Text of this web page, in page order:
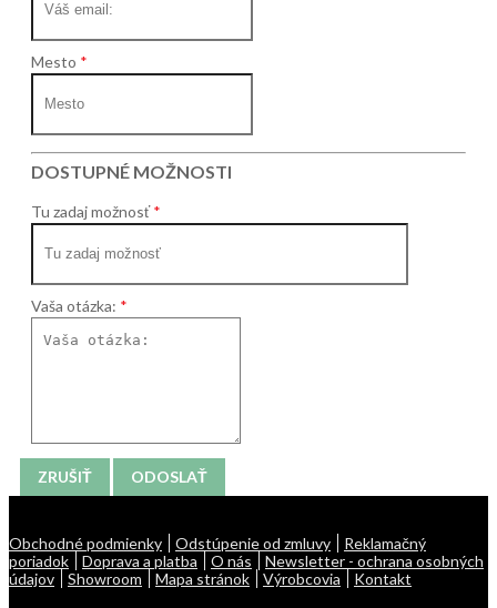
Mesto
DOSTUPNÉ MOŽNOSTI
Tu zadaj možnosť
Vaša otázka:
ZRUŠIŤ ODOSLAŤ
Obchodné podmienky Odstúpenie od zmluvy
Reklamačný
poriadok
Doprava a platba O nás
Newsletter - ochrana osobných
údajov
Showroom Mapa stránok Výrobcovia Kontakt